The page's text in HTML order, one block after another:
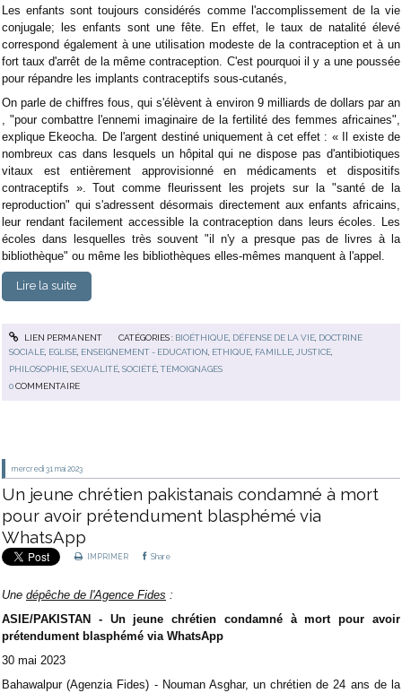
Les enfants sont toujours considérés comme l'accomplissement de la vie
conjugale; les enfants sont une fête. En effet, le taux de natalité élevé
correspond également à une utilisation modeste de la contraception et à un
fort taux d'arrêt de la même contraception. C'est pourquoi il y a une poussée
pour répandre les implants contraceptifs sous-cutanés,
On parle de chiffres fous, qui s'élèvent à environ 9 milliards de dollars par an
, "pour combattre l'ennemi imaginaire de la fertilité des femmes africaines",
explique Ekeocha. De l'argent destiné uniquement à cet effet : « Il existe de
nombreux cas dans lesquels un hôpital qui ne dispose pas d'antibiotiques
vitaux est entièrement approvisionné en médicaments et dispositifs
contraceptifs ». Tout comme fleurissent les projets sur la "santé de la
reproduction" qui s'adressent désormais directement aux enfants africains,
leur rendant facilement accessible la contraception dans leurs écoles. Les
écoles dans lesquelles très souvent "il n'y a presque pas de livres à la
bibliothèque" ou même les bibliothèques elles-mêmes manquent à l'appel.
Lire la suite
LIEN PERMANENT CATÉGORIES : BIOÉTHIQUE, DÉFENSE DE LA VIE, DOCTRINE
SOCIALE EGLISE ENSEIGNEMENT - EDUCATION ETHIQUE FAMILLE JUSTICE
PHILOSOPHIE ,SEXUALITÉ ,SOCIÉTÉ ,TÉMOIGNAGES
0COMMENTAIRE
mercredi 31 mai 2023
Un jeune chrétien pakistanais condamné à mort
pour avoir prétendument blasphémé via
WhatsApp
IMPRIMER Share
Une dépêche de l'Agence Fides :
ASIE/PAKISTAN - Un jeune chrétien condamné à mort pour avoir
prétendument blasphémé via WhatsApp
30 mai 2023
Bahawalpur (Agenzia Fides) - Nouman Asghar, un chrétien de 24 ans de la